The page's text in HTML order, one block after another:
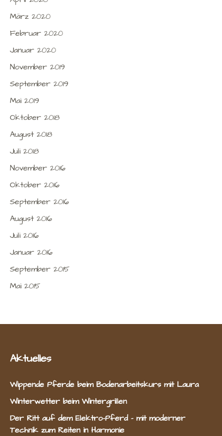
März 2020
Februar 2020
Januar 2020
November 2019
September 2019
Mai 2019
Oktober 2018
August 2018
Juli 2018
November 2016
Oktober 2016
September 2016
August 2016
Juli 2016
Januar 2016
September 2015
Mai 2015
Aktuelles
Wippende Pferde beim Bodenarbeitskurs mit Laura
Winterwetter beim Wintergrillen
Der Ritt auf dem Elektro-Pferd – mit moderner
Technik zum Reiten in Harmonie